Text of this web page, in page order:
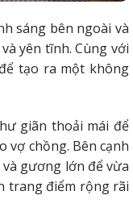
sáng bên ngoài và
yên tĩnh. Cùng với
tạo ra một không
giãn thoải mái để
vợ chồng. Bên cạnh
gương lớn để vừa
trang điểm rộng rãi